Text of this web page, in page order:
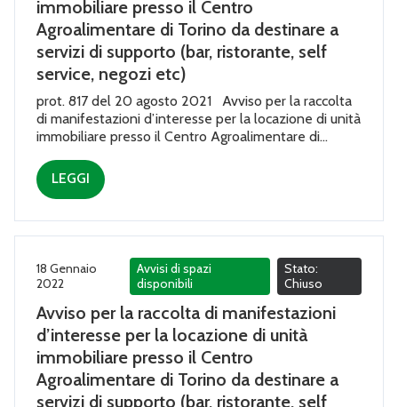
immobiliare presso il Centro
Agroalimentare di Torino da destinare a
servizi di supporto (bar, ristorante, self
service, negozi etc)
prot. 817 del 20 agosto 2021 Avviso per la raccolta
di manifestazioni d’interesse per la locazione di unità
immobiliare presso il Centro Agroalimentare di...
LEGGI
18 Gennaio
2022
Avvisi di spazi
disponibili
Stato:
Chiuso
Avviso per la raccolta di manifestazioni
d’interesse per la locazione di unità
immobiliare presso il Centro
Agroalimentare di Torino da destinare a
servizi di supporto (bar, ristorante, self